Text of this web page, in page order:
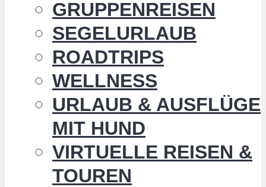
GRUPPENREISEN
SEGELURLAUB
ROADTRIPS
WELLNESS
URLAUB & AUSFLÜGE
MIT HUND
VIRTUELLE REISEN &
TOUREN